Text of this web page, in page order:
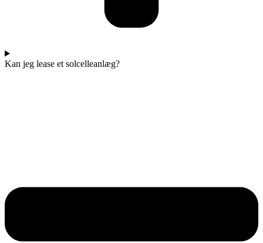
Kan jeg lease et solcelleanlæg?